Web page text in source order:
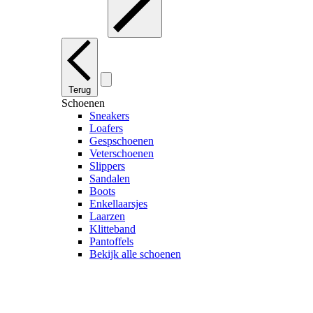
Terug
Schoenen
Sneakers
Loafers
Gespschoenen
Veterschoenen
Slippers
Sandalen
Boots
Enkellaarsjes
Laarzen
Klitteband
Pantoffels
Bekijk alle schoenen